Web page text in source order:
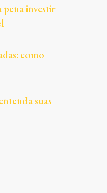
pena investir
como
suas